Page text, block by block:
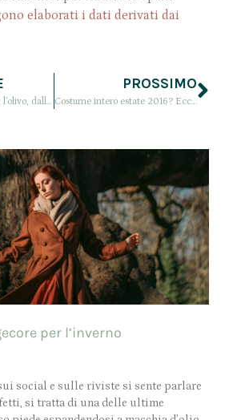
elaborati i dati derivati dai
Mediterranea OLIVE: l’olivo, dalla cucina alla tua skincare
PROSSIMO
Costume intero estate 2016? Ecco i modelli più carini della stagione
per l’inverno
social e sulle riviste si sente parlare
si tratta di una delle ultime